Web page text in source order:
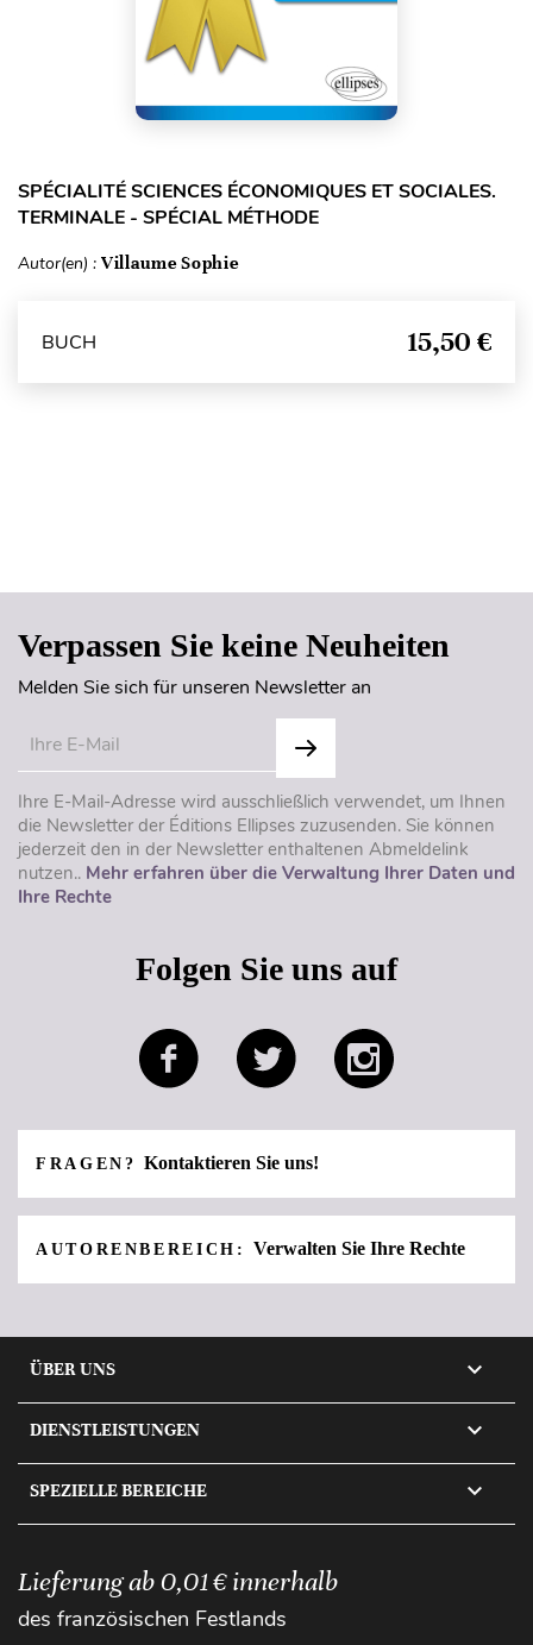
SPÉCIALITÉ SCIENCES ÉCONOMIQUES ET SOCIALES.
TERMINALE - SPÉCIAL MÉTHODE
Autor(en) : Villaume Sophie
BUCH 15,50 €
Verpassen Sie keine Neuheiten
Melden Sie sich für unseren Newsletter an
Ihre E-Mail-Adresse wird ausschließlich verwendet, um Ihnen
die Newsletter der Éditions Ellipses zuzusenden. Sie können
jederzeit den in der Newsletter enthaltenen Abmeldelink
nutzen.. Mehr erfahren über die Verwaltung Ihrer Daten und
Ihre Rechte
Folgen Sie uns auf
FRAGEN?Kontaktieren Sie uns!
AUTORENBEREICH: Verwalten Sie Ihre Rechte
ÜBER UNS 
DIENSTLEISTUNGEN 
SPEZIELLE BEREICHE 
Lieferung ab 0,01 € innerhalb
des französischen Festlands